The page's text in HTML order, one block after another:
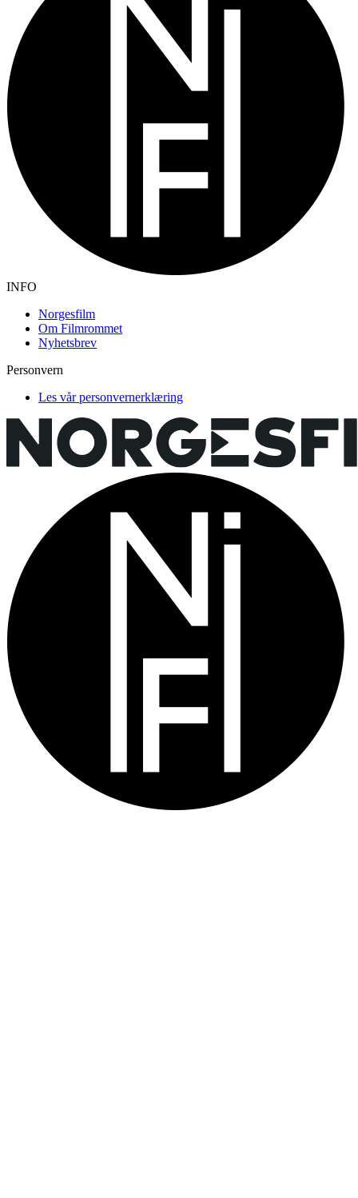
INFO
Norgesfilm
Om Filmrommet
Nyhetsbrev
Personvern
Les vår personvernerklæring